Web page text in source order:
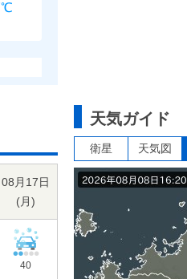
08月17日
(月)
40
天気ガイド
衛星 天気図